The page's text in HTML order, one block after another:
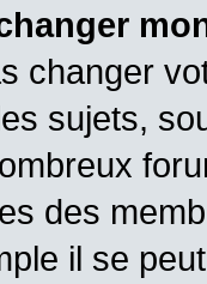
changer
sujets,
des
il se